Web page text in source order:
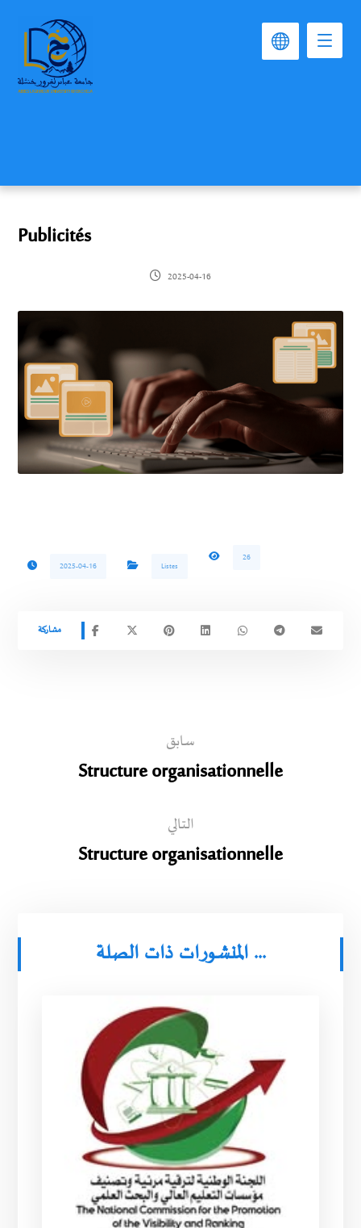
Publicités
2025-04-16
2025-04-16 Listes
26
سابق
Structure organisationnelle
التالي
Structure organisationnelle
المنشورات ذات الصلة ...